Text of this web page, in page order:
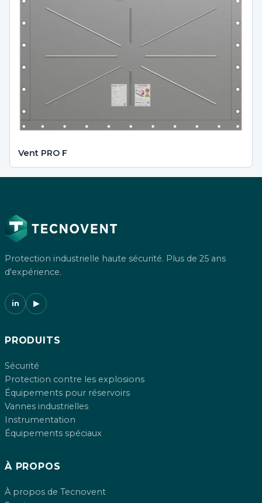
Vent PRO F
Protection industrielle haute sécurité. Plus de 25 ans
d'expérience.
in ▶
PRODUITS
Sécurité
Protection contre les explosions
Équipements pour réservoirs
Vannes industrielles
Instrumentation
Équipements spéciaux
À PROPOS
À propos de Tecnovent